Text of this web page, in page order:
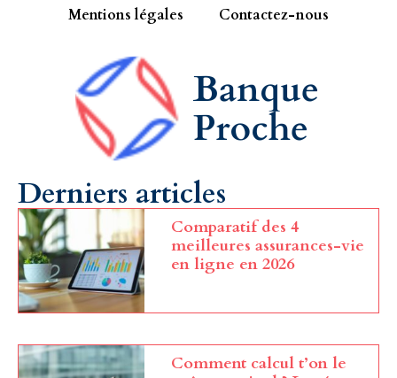
Mentions légales Contactez-nous
Derniers articles
Comparatif des 4
meilleures assurances-vie
en ligne en 2026
Comment calcul t’on le